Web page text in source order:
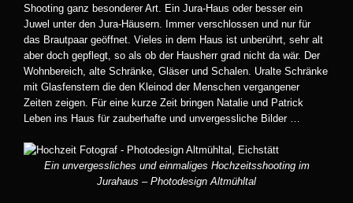
Shooting ganz besonderer Art. Ein Jura-Haus oder besser ein
Juwel unter den Jura-Häusern. Immer verschlossen und nur für
das Brautpaar geöffnet. Vieles in dem Haus ist unberührt, sehr alt
aber doch gepflegt, so als ob der Hausherr grad nicht da wär. Der
Wohnbereich, alte Schränke, Gläser und Schalen. Uralte Schränke
mit Glasfenstern die den Kleinod der Menschen vergangener
Zeiten zeigen. Für eine kurze Zeit bringen Natalie und Patrick
Leben ins Haus für zauberhafte und unvergessliche Bilder …
Ein unvergessliches und einmaliges Hochzeitsshooting im
Jurahaus – Photodesign Altmühltal